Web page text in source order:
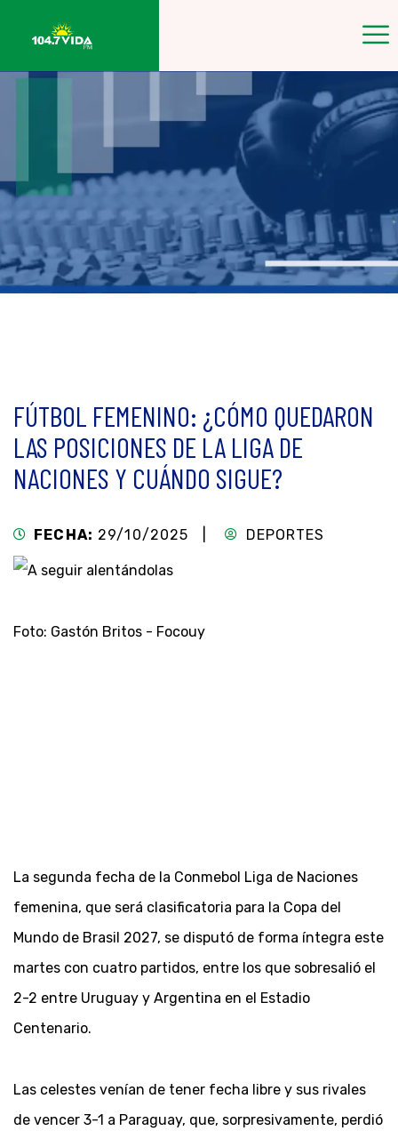
FÚTBOL FEMENINO: ¿CÓMO QUEDARON
LAS POSICIONES DE LA LIGA DE
NACIONES Y CUÁNDO SIGUE?
FECHA: 29/10/2025 | DEPORTES
Foto: Gastón Britos - Focouy
La segunda fecha de la Conmebol Liga de Naciones
femenina, que será clasificatoria para la Copa del
Mundo de Brasil 2027, se disputó de forma íntegra este
martes con cuatro partidos, entre los que sobresalió el
2-2 entre Uruguay y Argentina en el Estadio
Centenario.
Las celestes venían de tener fecha libre y sus rivales
de vencer 3-1 a Paraguay, que, sorpresivamente, perdió